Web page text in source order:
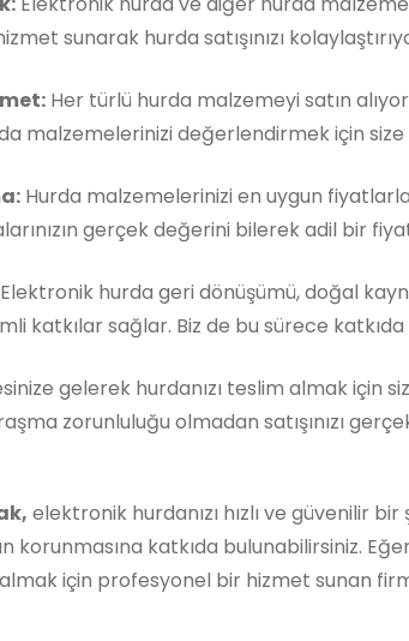
sunarak hurda satışınızı
Her türlü hurda malzemeyi satın
malzemelerinizi değerlendirmek için size
Hurda malzemelerinizi en uygun
gerçek değerini bilerek adil bir
Elektronik hurda geri dönüşümü, doğal
katkılar sağlar. Biz de bu sürece
gelerek hurdanızı teslim almak için
zorunluluğu olmadan satışınızı
elektronik hurdanızı hızlı ve güvenilir bir
korunmasına katkıda bulunabilirsiniz.
almak için profesyonel bir hizmet sunan